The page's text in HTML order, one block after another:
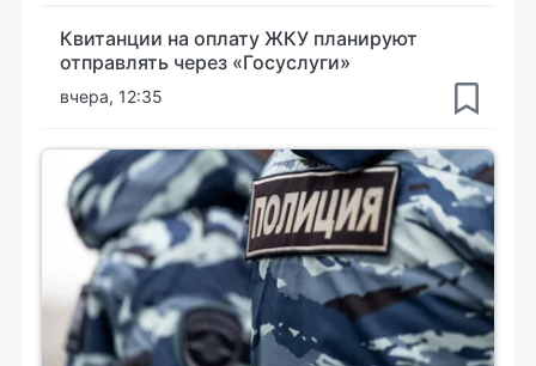
Квитанции на оплату ЖКУ планируют
отправлять через «Госуслуги»
вчера, 12:35